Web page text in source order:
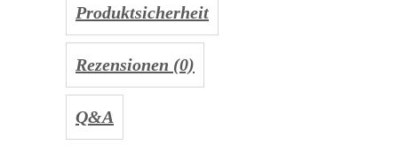
Produktsicherheit
Rezensionen (0)
Q&A